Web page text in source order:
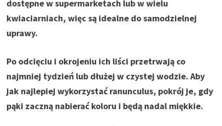
dostępne w supermarketach lub w wielu
kwiaciarniach, więc są idealne do samodzielnej
uprawy.
Po odcięciu i okrojeniu ich liści przetrwają co
najmniej tydzień lub dłużej w czystej wodzie. Aby
jak najlepiej wykorzystać ranunculus, pokrój je, gdy
pąki zaczną nabierać koloru i będą nadal miękkie.